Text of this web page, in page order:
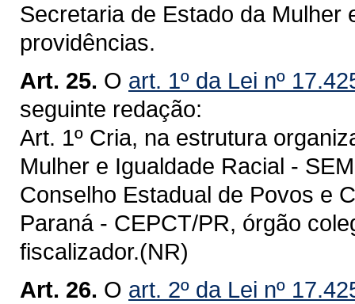
Secretaria de Estado da Mulher
providências.
Art. 25. O art. 1º da Lei nº
seguinte redação:
Art. 1º Cria, na estrutura
Mulher e Igualdade Racial -
Conselho Estadual de Povos e
Paraná - CEPCT/PR, órgão
fiscalizador.(NR)
Art. 26. O art. 2º da Lei nº